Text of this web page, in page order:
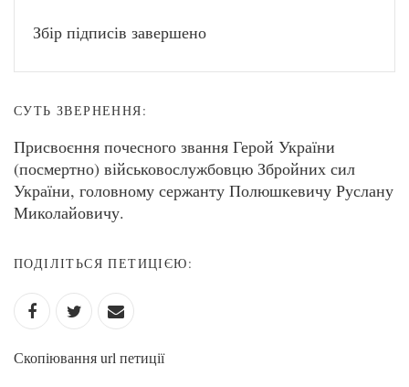
Збір підписів завершено
СУТЬ ЗВЕРНЕННЯ:
Присвоєння почесного звання Герой України
(посмертно) військовослужбовцю Збройних сил
України, головному сержанту Полюшкевичу Руслану
Миколайовичу.
ПОДІЛІТЬСЯ ПЕТИЦІЄЮ:
Скопіювання url петиції